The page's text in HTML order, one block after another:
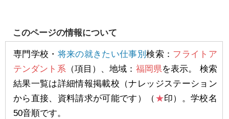
このページの情報について
専門学校・ 将来の就きたい仕事別検索： フライトア
テンダント系（項目）、地域： 福岡県を表示。 検索
結果一覧は詳細情報掲載校（ナレッジステーション
から直接、資料請求が可能です）（ ★印）。学校名
50音順です。